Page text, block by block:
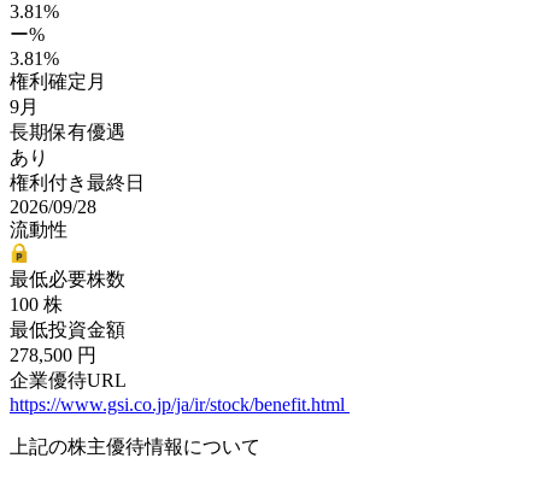
3.81%
ー%
3.81%
権利確定月
9月
長期保有優遇
あり
権利付き最終日
2026/09/28
流動性
最低必要株数
100 株
最低投資金額
278,500 円
企業優待URL
https://www.gsi.co.jp/ja/ir/stock/benefit.html
上記の株主優待情報について